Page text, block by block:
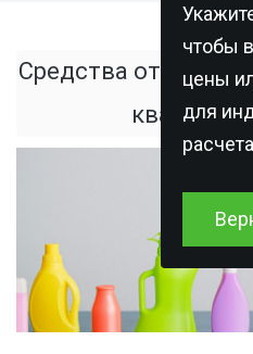
чтобы
цены
для
Средства от
квартиры